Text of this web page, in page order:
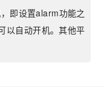
即设置alarm功能之
以自动开机。其他平